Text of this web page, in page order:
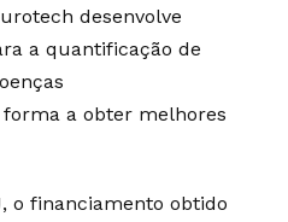
desenvolve
a quantificação de
a obter melhores
o financiamento obtido